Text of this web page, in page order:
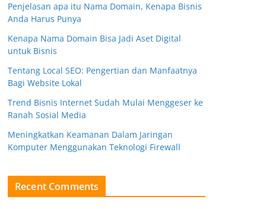
Penjelasan apa itu Nama Domain, Kenapa Bisnis
Anda Harus Punya
Kenapa Nama Domain Bisa Jadi Aset Digital
untuk Bisnis
Tentang Local SEO: Pengertian dan Manfaatnya
Bagi Website Lokal
Trend Bisnis Internet Sudah Mulai Menggeser ke
Ranah Sosial Media
Meningkatkan Keamanan Dalam Jaringan
Komputer Menggunakan Teknologi Firewall
Recent Comments